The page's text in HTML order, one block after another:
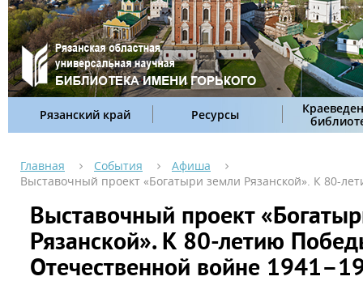
Рязанский край Ресурсы
Главная События
Афиша
Выставочный проект «Богатыри земли Рязанской». К 80-
Выставочный проект
Рязанской». К 80-летию
Отечественной войне